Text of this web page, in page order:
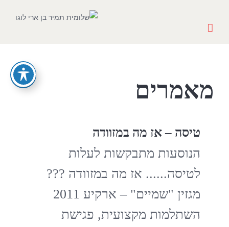
מאמרים
טיסה – אז מה במזוודה
הנוסעות מתבקשות לעלות
לטיסה...... אז מה במזוודה ???
מגזין "שמיים" – ארקיע 2011
השתלמות מקצועית, פגישת